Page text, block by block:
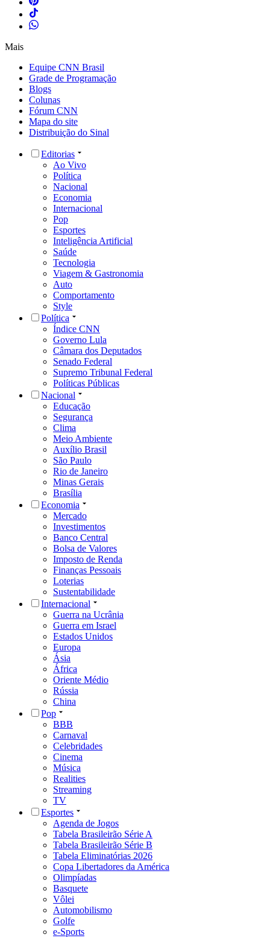
Mais
Equipe CNN Brasil
Grade de Programação
Blogs
Colunas
Fórum CNN
Mapa do site
Distribuição do Sinal
Editorias
Ao Vivo
Política
Nacional
Economia
Internacional
Pop
Esportes
Inteligência Artificial
Saúde
Tecnologia
Viagem & Gastronomia
Auto
Comportamento
Style
Política
Índice CNN
Governo Lula
Câmara dos Deputados
Senado Federal
Supremo Tribunal Federal
Políticas Públicas
Nacional
Educação
Segurança
Clima
Meio Ambiente
Auxílio Brasil
São Paulo
Rio de Janeiro
Minas Gerais
Brasília
Economia
Mercado
Investimentos
Banco Central
Bolsa de Valores
Imposto de Renda
Finanças Pessoais
Loterias
Sustentabilidade
Internacional
Guerra na Ucrânia
Guerra em Israel
Estados Unidos
Europa
Ásia
África
Oriente Médio
Rússia
China
Pop
BBB
Carnaval
Celebridades
Cinema
Música
Realities
Streaming
TV
Esportes
Agenda de Jogos
Tabela Brasileirão Série A
Tabela Brasileirão Série B
Tabela Eliminatórias 2026
Copa Libertadores da América
Olimpíadas
Basquete
Vôlei
Automobilismo
Golfe
e-Sports